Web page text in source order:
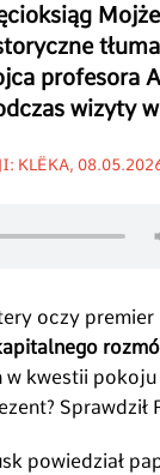
profesora
wizyty
KLËKA,
oczy premier
kwestii pokoju
Sprawdził
powiedział